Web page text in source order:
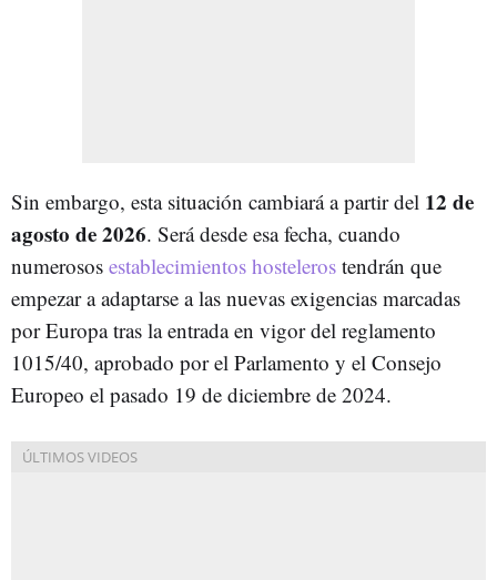
Sin embargo, esta situación cambiará a partir del 12 de
agosto de 2026. Será desde esa fecha, cuando
numerosos establecimientos hosteleros tendrán que
empezar a adaptarse a las nuevas exigencias marcadas
por Europa tras la entrada en vigor del reglamento
1015/40, aprobado por el Parlamento y el Consejo
Europeo el pasado 19 de diciembre de 2024.